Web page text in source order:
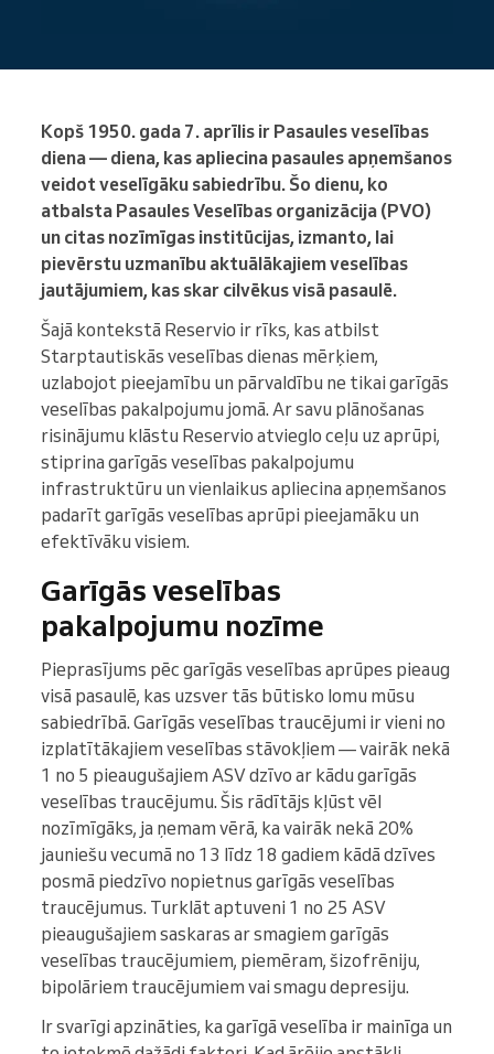
Kopš 1950. gada 7. aprīlis ir Pasaules veselības
diena — diena, kas apliecina pasaules apņemšanos
veidot veselīgāku sabiedrību. Šo dienu, ko
atbalsta Pasaules Veselības organizācija (PVO)
un citas nozīmīgas institūcijas, izmanto, lai
pievērstu uzmanību aktuālākajiem veselības
jautājumiem, kas skar cilvēkus visā pasaulē.
Šajā kontekstā Reservio ir rīks, kas atbilst
Starptautiskās veselības dienas mērķiem,
uzlabojot pieejamību un pārvaldību ne tikai garīgās
veselības pakalpojumu jomā. Ar savu plānošanas
risinājumu klāstu Reservio atvieglo ceļu uz aprūpi,
stiprina garīgās veselības pakalpojumu
infrastruktūru un vienlaikus apliecina apņemšanos
padarīt garīgās veselības aprūpi pieejamāku un
efektīvāku visiem.
Garīgās veselības
pakalpojumu nozīme
Pieprasījums pēc garīgās veselības aprūpes pieaug
visā pasaulē, kas uzsver tās būtisko lomu mūsu
sabiedrībā. Garīgās veselības traucējumi ir vieni no
izplatītākajiem veselības stāvokļiem — vairāk nekā
1 no 5 pieaugušajiem ASV dzīvo ar kādu garīgās
veselības traucējumu. Šis rādītājs kļūst vēl
nozīmīgāks, ja ņemam vērā, ka vairāk nekā 20%
jauniešu vecumā no 13 līdz 18 gadiem kādā dzīves
posmā piedzīvo nopietnus garīgās veselības
traucējumus. Turklāt aptuveni 1 no 25 ASV
pieaugušajiem saskaras ar smagiem garīgās
veselības traucējumiem, piemēram, šizofrēniju,
bipolāriem traucējumiem vai smagu depresiju.
Ir svarīgi apzināties, ka garīgā veselība ir mainīga un